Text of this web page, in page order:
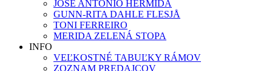
JOSÉ ANTONIO HERMIDA
GUNN-RITA DAHLE FLESJÅ
TONI FERREIRO
MERIDA ZELENÁ STOPA
INFO
VEĽKOSTNÉ TABUĽKY RÁMOV
ZOZNAM PREDAJCOV